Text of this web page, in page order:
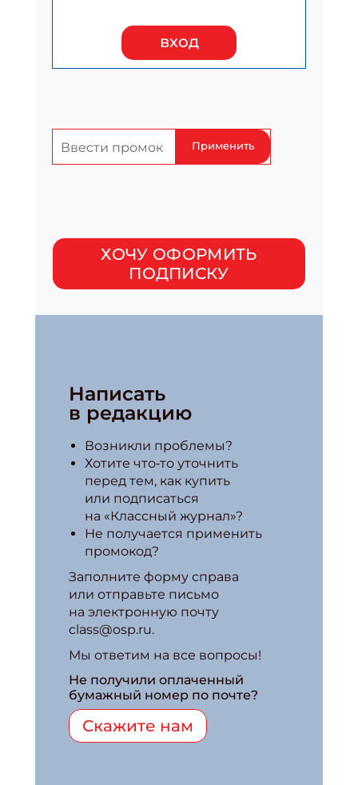
вход
Применить
ХОЧУ ОФОРМИТЬ
ПОДПИСКУ
Написать
в редакцию
Возникли проблемы?
Хотите что‑то уточнить
перед тем, как купить
или подписаться
на «Классный журнал»?
Не получается применить
промокод?
Заполните форму справа
или отправьте письмо
на электронную почту
class@osp.ru.
Мы ответим на все вопросы!
Не получили оплаченный
бумажный номер по почте?
Скажите нам